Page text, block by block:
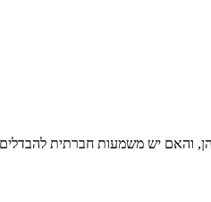
והאם יש משמעות חברתית להבדלים